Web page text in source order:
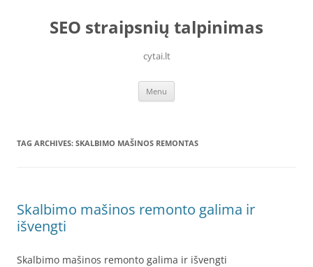
contentSEO straipsnių talpinimas
cytai.lt
Menu
TAG ARCHIVES: SKALBIMO MAŠINOS REMONTAS
Skalbimo mašinos remonto galima ir
išvengti
Skalbimo mašinos remonto galima ir išvengti